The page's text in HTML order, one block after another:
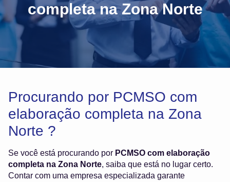
completa na Zona Norte
Procurando por PCMSO com
elaboração completa na Zona
Norte ?
Se você está procurando por PCMSO com elaboração
completa na Zona Norte, saiba que está no lugar certo.
Contar com uma empresa especializada garante